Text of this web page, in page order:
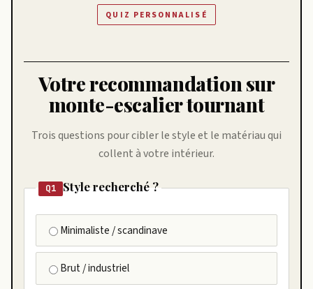
QUIZ PERSONNALISÉ
Votre recommandation sur
monte-escalier tournant
Trois questions pour cibler le style et le matériau qui
collent à votre intérieur.
Q1 Style recherché ?
Minimaliste / scandinave
Brut / industriel